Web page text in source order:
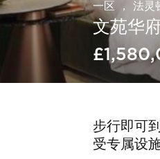
一区 ， 法灵
文苑华
步行即可
受专属设